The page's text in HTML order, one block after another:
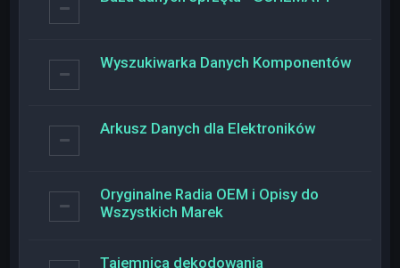
Wyszukiwarka Danych Komponentów
Arkusz Danych dla Elektroników
Oryginalne Radia OEM i Opisy do
Wszystkich Marek
Tajemnica dekodowania